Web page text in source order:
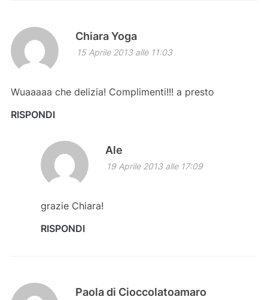
Chiara Yoga
15 Aprile 2013 alle 11:03
Wuaaaaa che delizia! Complimenti!!! a presto
RISPONDI
Ale
19 Aprile 2013 alle 17:09
grazie Chiara!
RISPONDI
Paola di Cioccolatoamaro